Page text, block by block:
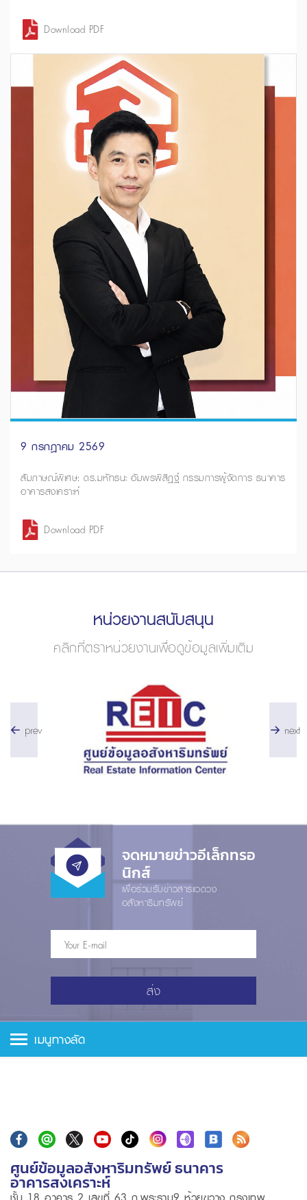
Download PDF
9 กรกฎาคม 2569
สัมภาษณ์พิเศษ: ดร.มหัทธนะ อัมพรพิสิฏฐ์ กรรมการผู้จัดการ ธนาคาร
อาคารสงเคราะห์
Download PDF
หน่วยงานสนับสนุน
คลิกที่ตราหน่วยงานเพื่อดูข้อมูลเพิ่มเติม
prev next
จดหมายข่าวอีเล็กทรอ
นิกส์
เพื่อร่วมรับข่าวสารแวดวง
อสังหาริมทรัพย์
ส่ง
เมนูทางลัด
ศูนย์ข้อมูลอสังหาริมทรัพย์ ธนาคาร
อาคารสงเคราะห์